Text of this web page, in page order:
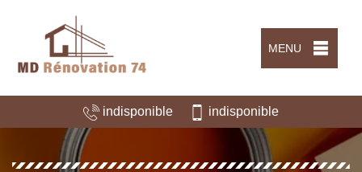
MENU
indisponible indisponible